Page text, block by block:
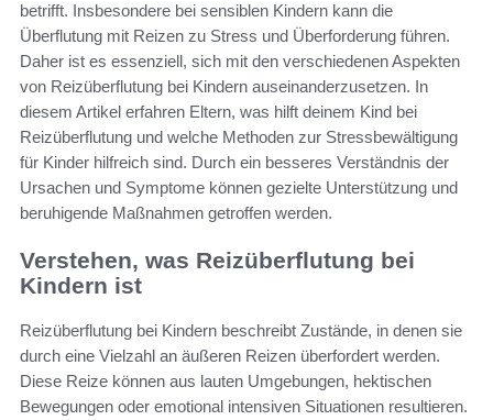
betrifft. Insbesondere bei sensiblen Kindern kann die
Überflutung mit Reizen zu Stress und Überforderung führen.
Daher ist es essenziell, sich mit den verschiedenen Aspekten
von Reizüberflutung bei Kindern auseinanderzusetzen. In
diesem Artikel erfahren Eltern, was hilft deinem Kind bei
Reizüberflutung und welche Methoden zur Stressbewältigung
für Kinder hilfreich sind. Durch ein besseres Verständnis der
Ursachen und Symptome können gezielte Unterstützung und
beruhigende Maßnahmen getroffen werden.
Verstehen, was Reizüberflutung bei
Kindern ist
Reizüberflutung bei Kindern beschreibt Zustände, in denen sie
durch eine Vielzahl an äußeren Reizen überfordert werden.
Diese Reize können aus lauten Umgebungen, hektischen
Bewegungen oder emotional intensiven Situationen resultieren.